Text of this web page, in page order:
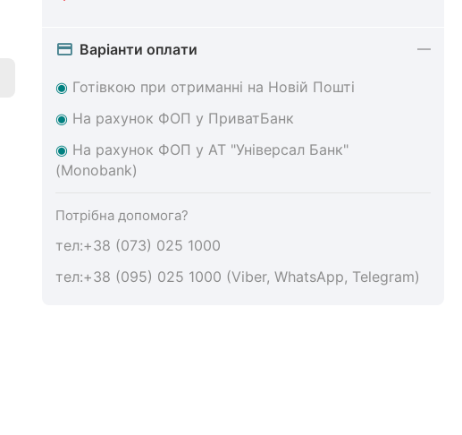
Варіанти оплати
◉ Готівкою при отриманні на Новій Пошті
◉ На рахунок ФОП у ПриватБанк
◉ На рахунок ФОП у АТ "Універсал Банк"
(Monobank)
Потрібна допомога?
тел:+38 (073) 025 1000
тел:+38 (095) 025 1000 (Viber, WhatsApp, Telegram)